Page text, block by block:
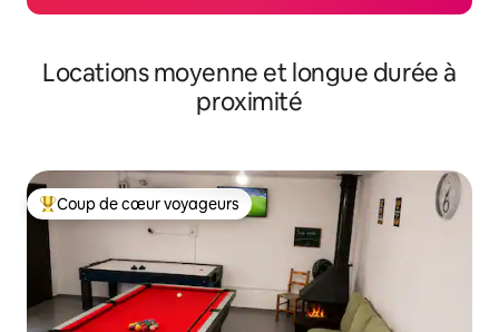
Locations moyenne et longue durée à
proximité
Coups de cœur voyageurs les plus appréciés
Coup de cœur voyageurs